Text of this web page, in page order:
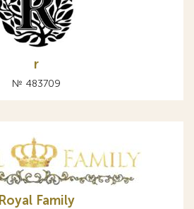
r
№ 483709
Royal Family